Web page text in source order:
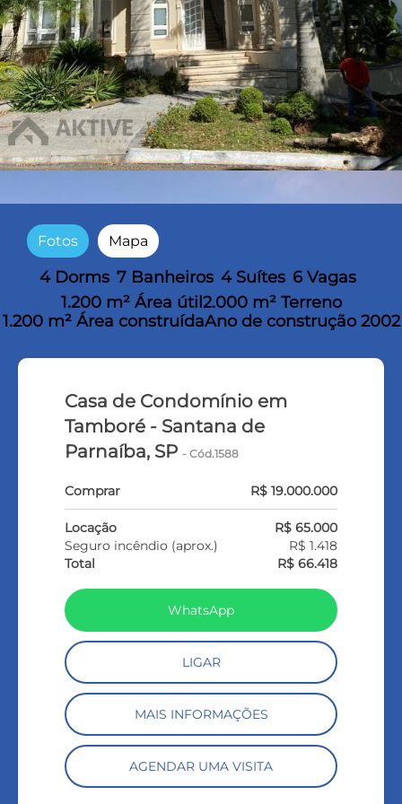
Fotos Mapa
4 Dorms 7 Banheiros 4 Suítes 6 Vagas
1.200 m² Área útil2.000 m² Terreno
1.200 m² Área construídaAno de construção 2002
Casa de Condomínio em
Tamboré - Santana de
Parnaíba, SP - Cód.1588
Comprar R$ 19.000.000
Locação
R$ 65.000
Seguro incêndio (aprox.)
R$ 1.418
Total
R$ 66.418
WhatsApp
LIGAR
MAIS INFORMAÇÕES
AGENDAR UMA VISITA